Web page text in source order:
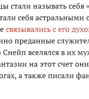
стали называть
себя астральными
связывались с его
преданные
Снейп вселялся в их
на этот счет они
а также писали